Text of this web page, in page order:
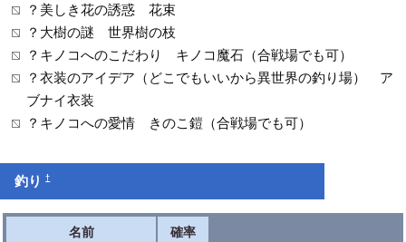
？美しき花の誘惑 花束
？大樹の謎 世界樹の枝
？キノコへのこだわり キノコ魔石（合戦場でも可）
？衣装のアイデア（どこでもいいから異世界の釣り場） ア
ブナイ衣装
？キノコへの愛情 きのこ鎧（合戦場でも可）
釣り†
名前 確率